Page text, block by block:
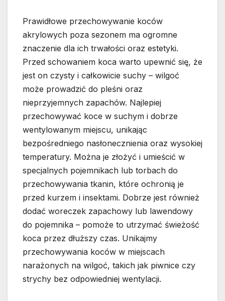
Prawidłowe przechowywanie koców
akrylowych poza sezonem ma ogromne
znaczenie dla ich trwałości oraz estetyki.
Przed schowaniem koca warto upewnić się, że
jest on czysty i całkowicie suchy – wilgoć
może prowadzić do pleśni oraz
nieprzyjemnych zapachów. Najlepiej
przechowywać koce w suchym i dobrze
wentylowanym miejscu, unikając
bezpośredniego nasłonecznienia oraz wysokiej
temperatury. Można je złożyć i umieścić w
specjalnych pojemnikach lub torbach do
przechowywania tkanin, które ochronią je
przed kurzem i insektami. Dobrze jest również
dodać woreczek zapachowy lub lawendowy
do pojemnika – pomoże to utrzymać świeżość
koca przez dłuższy czas. Unikajmy
przechowywania koców w miejscach
narażonych na wilgoć, takich jak piwnice czy
strychy bez odpowiedniej wentylacji.